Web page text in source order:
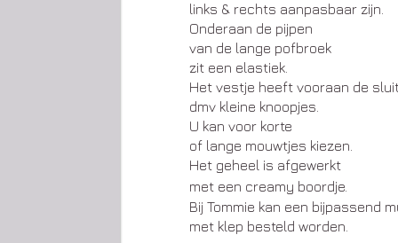
links & rechts aanpasbaar zijn.
Onderaan de pijpen
van de lange pofbroek
zit een elastiek.
Het vestje heeft vooraan de
dmv kleine knoopjes.
U kan voor korte
of lange mouwtjes kiezen.
Het geheel is afgewerkt
met een creamy boordje.
​Bij Tommie kan een bijpassend
met klep besteld worden.